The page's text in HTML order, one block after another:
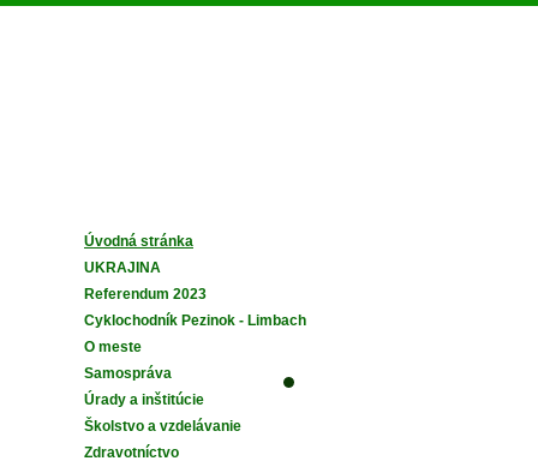
Úvodná stránka
UKRAJINA
Referendum 2023
Cyklochodník Pezinok - Limbach
O meste
Samospráva
Úrady a inštitúcie
Školstvo a vzdelávanie
Zdravotníctvo